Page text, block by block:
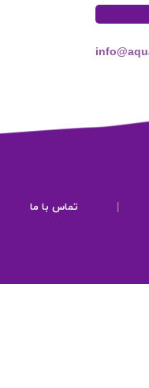
تماس با ما